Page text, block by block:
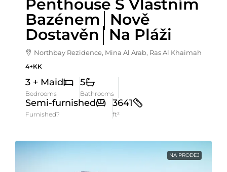
Penthouse S Vlastním
Bazénem│Nově
Dostavěn│Na Pláži
Northbay Rezidence, Mina Al Arab, Ras Al Khaimah
4+KK
3 + Maid
Bedrooms
5
Bathrooms
Semi-furnished
Furnished?
3641
ft²
NA PRODEJ